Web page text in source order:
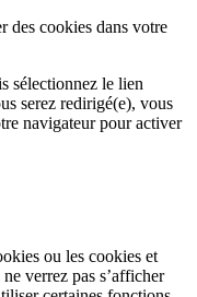
des cookies dans votre
sélectionnez le lien
serez redirigé(e), vous
navigateur pour activer
ou les cookies et
verrez pas s’afficher